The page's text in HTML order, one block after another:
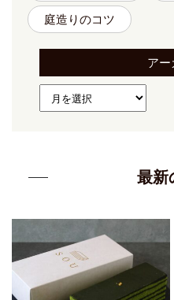
庭造りのコツ
アー
最新